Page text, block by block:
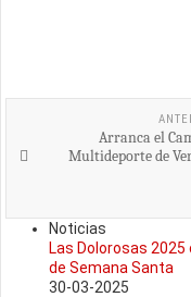
Arranca el
Multideporte de
Noticias
Las Dolorosas
de Semana Santa
30-03-2025